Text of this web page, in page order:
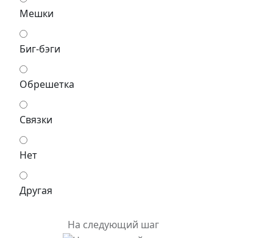
Мешки
Биг-бэги
Обрешетка
Связки
Нет
Другая
На следующий шаг